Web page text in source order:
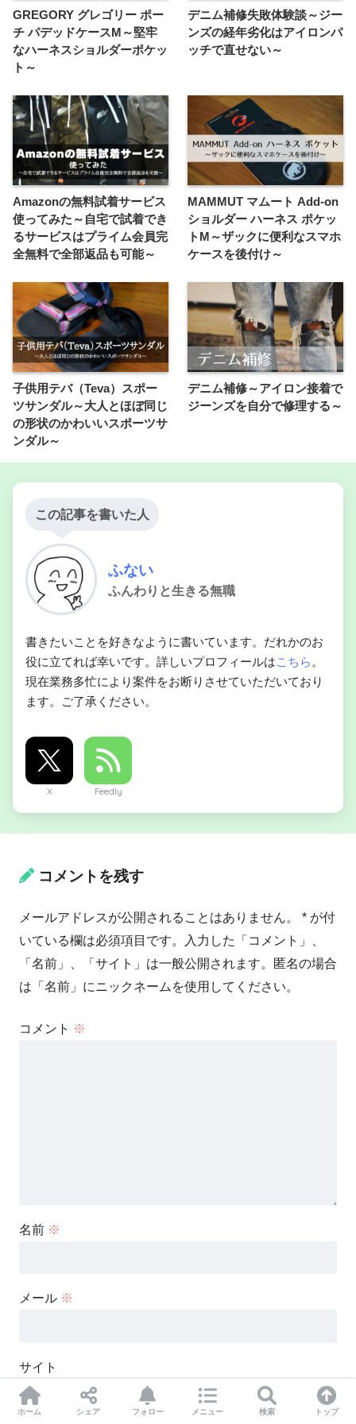
GREGORY グレゴリー ポー
チ パデッドケースM～堅牢
なハーネスショルダーポケッ
ト～
デニム補修失敗体験談～ジー
ンズの経年劣化はアイロンパ
ッチで直せない～
Amazonの無料試着サービス
使ってみた～自宅で試着でき
るサービスはプライム会員完
全無料で全部返品も可能～
MAMMUT マムート Add-on
ショルダー ハーネス ポケッ
トM～ザックに便利なスマホ
ケースを後付け～
子供用テバ（Teva）スポー
ツサンダル～大人とほぼ同じ
の形状のかわいいスポーツサ
ンダル～
デニム補修～アイロン接着で
ジーンズを自分で修理する～
この記事を書いた人
ふない
ふんわりと生きる無職
書きたいことを好きなように書いています。だれかのお
役に立てれば幸いです。詳しいプロフィールはこちら 。
現在業務多忙により案件をお断りさせていただいており
ます。ご了承ください。
X Feedly
コメントを残す
メールアドレスが公開されることはありません。 * が付
いている欄は必須項目です。入力した「コメント」、
「名前」、「サイト」は一般公開されます。匿名の場合
は「名前」にニックネームを使用してください。
コメント ※
名前 ※
メール ※
サイト
ホーム シェア フォロー メニュー 検索 トップ